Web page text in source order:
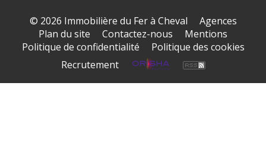
© 2026 Immobilière du Fer à Cheval
Agences
Plan du site
Contactez-nous
Mentions
Politique de confidentialité
Politique des cookies
Recrutement